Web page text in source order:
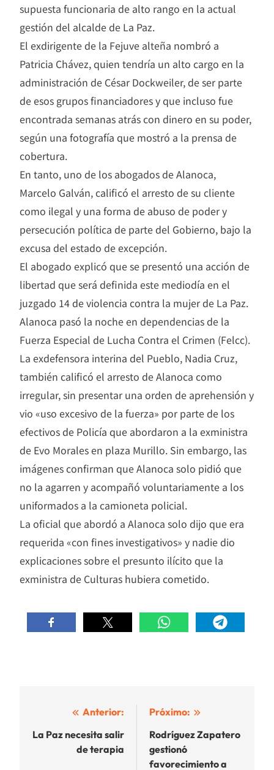
supuesta funcionaria de alto rango en la actual
gestión del alcalde de La Paz.
El exdirigente de la Fejuve alteña nombró a
Patricia Chávez, quien tendría un alto cargo en la
administración de César Dockweiler, de ser parte
de esos grupos financiadores y que incluso fue
encontrada semanas atrás con dinero en su poder,
según una fotografía que mostró a la prensa de
cobertura.
En tanto, uno de los abogados de Alanoca,
Marcelo Galván, calificó el arresto de su cliente
como ilegal y una forma de abuso de poder y
persecución política de parte del Gobierno, bajo la
excusa del estado de excepción.
El abogado explicó que se presentó una acción de
libertad que será definida este mediodía en el
juzgado 14 de violencia contra la mujer de La Paz.
Alanoca pasó la noche en dependencias de la
Fuerza Especial de Lucha Contra el Crimen (Felcc).
La exdefensora interina del Pueblo, Nadia Cruz,
también calificó el arresto de Alanoca como
irregular, sin presentar una orden de aprehensión y
vio «uso excesivo de la fuerza» por parte de los
efectivos de Policía que abordaron a la exministra
de Evo Morales en plaza Murillo. Sin embargo, las
imágenes confirman que Alanoca solo pidió que
no la agarren y acompañó voluntariamente a los
uniformados a la camioneta policial.
La oficial que abordó a Alanoca solo dijo que era
requerida «con fines investigativos» y nadie dio
explicaciones sobre el presunto ilícito que la
exministra de Culturas hubiera cometido.
Navegación
de
entradas
Anterior:
La Paz necesita salir
de terapia
Próximo:
Rodríguez Zapatero
gestionó
favorecimiento a